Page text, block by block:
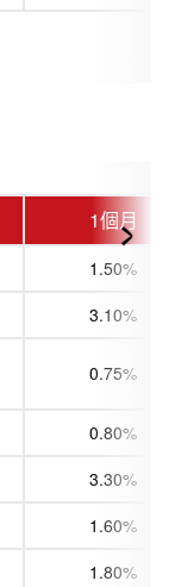
1個月
1.50%
3.10%
0.75%
0.80%
3.30%
1.60%
1.80%